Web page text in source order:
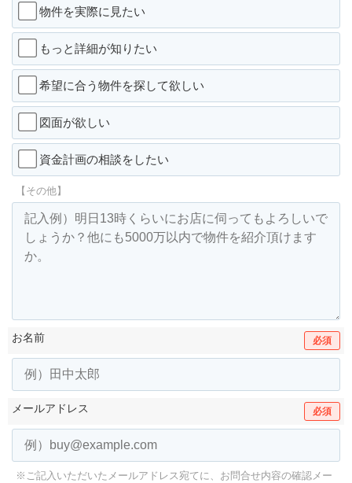
物件を実際に見たい
もっと詳細が知りたい
希望に合う物件を探して欲しい
図面が欲しい
資金計画の相談をしたい
【その他】
お名前 必須
メールアドレス 必須
※ご記入いただいたメールアドレス宛てに、お問合せ内容の確認メー